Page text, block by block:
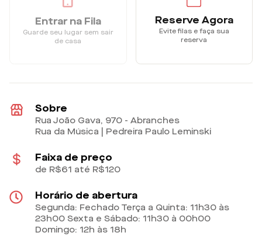
Entrar na Fila
Guarde seu lugar sem sair
de casa
Reserve Agora
Evite filas e faça sua
reserva
Sobre
Rua João Gava, 970 - Abranches
Rua da Música | Pedreira Paulo Leminski
Faixa de preço
de R$61 até R$120
Horário de abertura
Segunda: Fechado Terça a Quinta: 11h30 às
23h00 Sexta e Sábado: 11h30 à 00h00
Domingo: 12h às 18h